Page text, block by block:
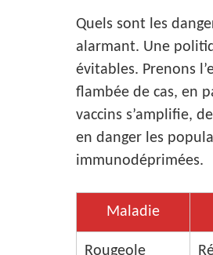
Quels sont les
alarmant. Une
évitables. Prenons
flambée de cas, en
vaccins s’amplifie,
en danger les
immunodéprimées.
Maladie
Rougeole